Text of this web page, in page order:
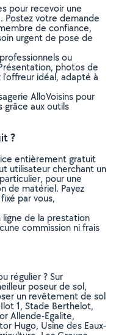
pour recevoir une
Postez votre demande
de confiance,
urgent de pose de
ou
photos de
idéal, adapté à
AlloVoisins pour
grâce aux outils
?
entièrement gratuit
utilisateur cherchant un
pour une
de matériel. Payez
par vous,
ligne de la prestation
commission ni frais
régulier ? Sur
poseur de sol,
un revêtement de sol
1, Stade Berthelot,
Allende-Egalite,
Hugo, Usine des Eaux-